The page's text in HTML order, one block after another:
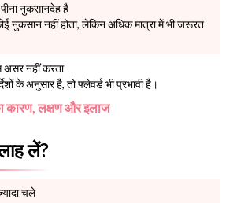
नुकसानदेह है
नुकसान नहीं होता, लेकिन अधिक मात्रा में भी जरूरत
नहीं करता
के अनुसार है, तो फ्लेवर्ड भी प्रभावी है।
कारण, लक्षण और इलाज
लें?
चले